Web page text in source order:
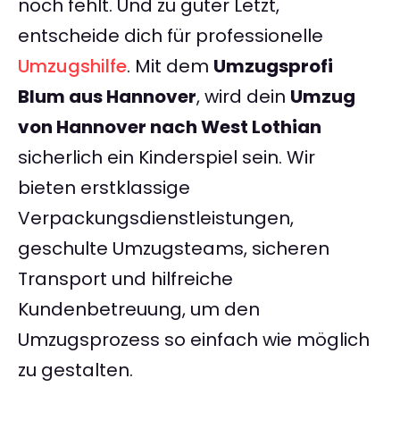
noch fehlt. Und zu guter Letzt,
entscheide dich für professionelle
Umzugshilfe. Mit dem Umzugsprofi
Blum aus Hannover, wird dein Umzug
von Hannover nach West Lothian
sicherlich ein Kinderspiel sein. Wir
bieten erstklassige
Verpackungsdienstleistungen,
geschulte Umzugsteams, sicheren
Transport und hilfreiche
Kundenbetreuung, um den
Umzugsprozess so einfach wie möglich
zu gestalten.